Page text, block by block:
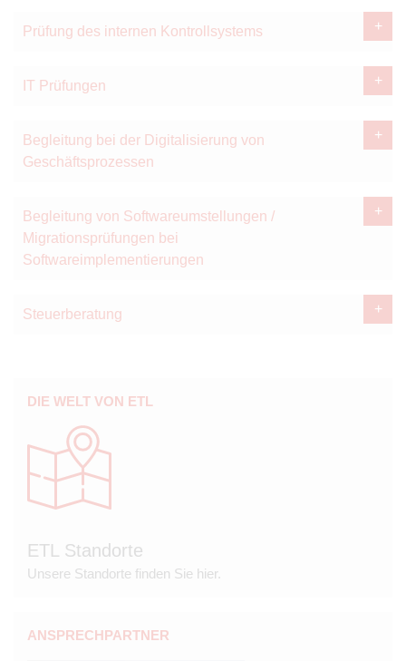
Prüfung des internen Kontrollsystems
IT Prüfungen
Begleitung bei der Digitalisierung von
Geschäftsprozessen
Begleitung von Softwareumstellungen /
Migrationsprüfungen bei
Softwareimplementierungen
Steuerberatung
DIE WELT VON ETL
ETL Standorte
Unsere Standorte finden Sie hier.
ANSPRECHPARTNER